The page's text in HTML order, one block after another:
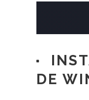
DE